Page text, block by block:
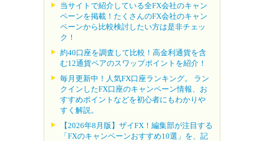
当サイトで紹介している全FX会社のキャン
ペーンを掲載！たくさんのFX会社のキャン
ペーンから比較検討したい方は是非チェッ
ク！
約40口座を調査して比較！高金利通貨を含
む12通貨ペアのスワップポイントを紹介！
毎月更新中！人気FX口座ランキング。 ラン
クインしたFX口座のキャンペーン情報、お
すすめポイントなどを初心者にもわかりや
すく解説。
【2026年8月版】ザイFX！編集部が注目する
「FXのキャンペーンおすすめ10選」を、記